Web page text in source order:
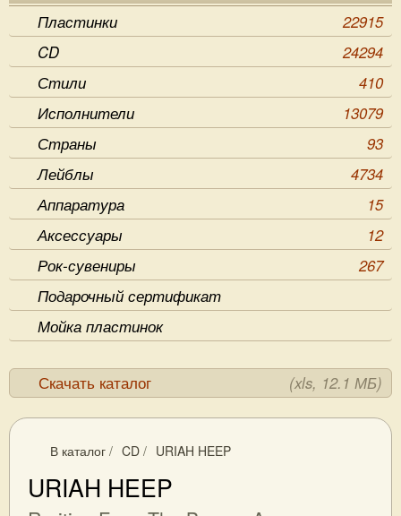
Пластинки
22915
CD
24294
Стили
410
Исполнители
13079
Страны
93
Лейблы
4734
Аппаратура
15
Аксессуары
12
Рок-сувениры
267
Подарочный сертификат
Мойка пластинок
Скачать каталог (xls, 12.1 МБ)
В каталог / CD / URIAH HEEP
URIAH HEEP